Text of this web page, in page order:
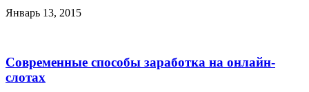
Январь 13, 2015
Современные способы заработка на онлайн-
слотах